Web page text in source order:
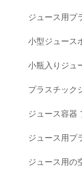
ジュース用プ
小型ジュース
小瓶入りジュ
プラスチック
ジュース容器
ジュース用プ
ジュース用の